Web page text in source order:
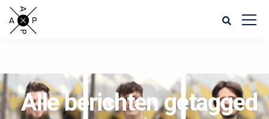
Alle berichten getagged